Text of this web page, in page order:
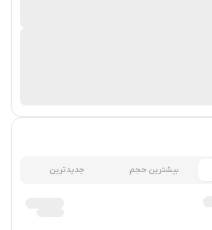
بیشترین حجم جدیدترین